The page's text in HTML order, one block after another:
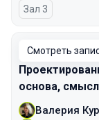
Зал 3
Смотреть
основа,
Валерия